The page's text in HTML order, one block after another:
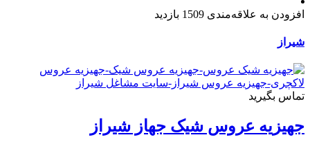
افزودن به علاقه‌مندی 1509 بازدید
شیراز
تماس بگیرید
جهیزیه عروس شیک جهاز شیراز